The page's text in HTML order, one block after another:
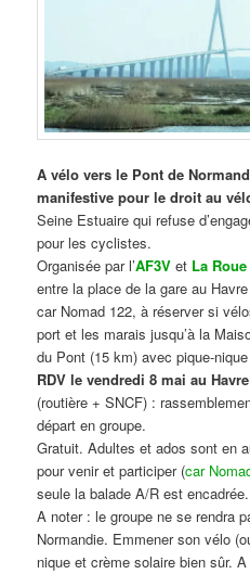
A vélo vers le Pont de
manifestive pour le droit au
Seine Estuaire qui refuse
pour les cyclistes.
Organisée par l’AF3V et La
entre la place de la gare au
car Nomad 122, à réserver si
port et les marais jusqu’à la
du Pont (15 km) avec pique-
RDV le vendredi 8 mai au
(routière + SNCF) :
départ en groupe.
Gratuit. Adultes et ados sont en
pour venir et participer (car
seule la balade A/R est encadrée.
A noter : le groupe ne se rendra
Normandie. Emmener son vélo
nique et crème solaire bien sûr.